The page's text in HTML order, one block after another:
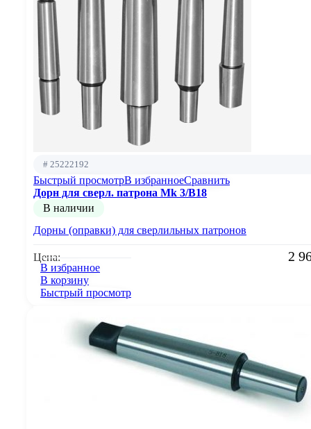
# 25222192
Быстрый просмотрВ избранноеСравнить
Дорн для сверл. патрона Mk 3/B18
В наличии
Дорны (оправки) для сверлильных патронов
Цена: 2
В избранное
В корзину
Быстрый просмотр